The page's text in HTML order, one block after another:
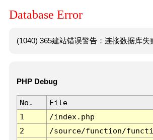
Database Error
(1040) 365建站错误警告：连接数据库
PHP Debug
No. File
1
/index.php
2
/source/function/